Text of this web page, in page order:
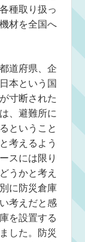
種取り扱っ
材を全国へ
道府県、企
本という国
寸断された
、避難所に
ということ
考えるよう
スには限り
うかと考え
に防災倉庫
考えだと感
を設置する
した。防災